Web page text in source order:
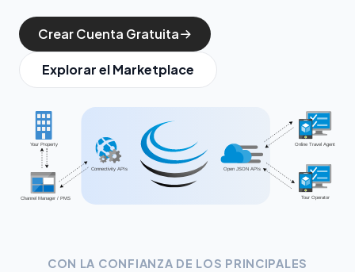
Crear Cuenta Gratuita
Explorar el Marketplace
CON LA CONFIANZA DE LOS PRINCIPALES